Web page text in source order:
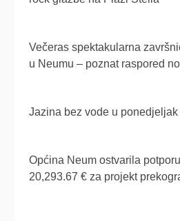
Večeras spektakularna
u Neumu – poznat raspored
Jazina bez vode u ponedjeljak
Općina Neum ostvarila
20,293.67 € za projekt